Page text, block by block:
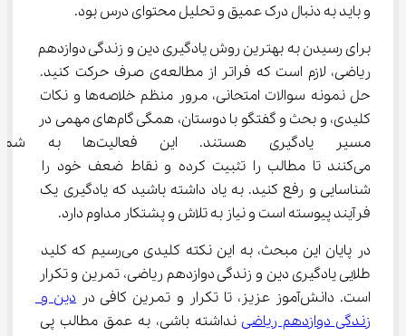
و باید به دنبال درک عمیق و تحلیل محتوای درس بود.
برای رسیدن به بهترین روش یادگیری دین و زندگی دوازدهم
ریاضی، لازم است که فراتر از مطالعه‌ی صرف حرکت کنید.
حل نمونه سوالات امتحانی، مرور منظم خلاصه‌ها و نکات
کلیدی، و بحث و گفتگو با دوستان، همگی گام‌های مهمی در
مسیر یادگیری هستند. این
می‌کنند تا مطالب را تثبیت کرده و نقاط ضعف خود را
شناسایی و رفع کنید. به یاد داشته باشید که یادگیری یک
فرآیند پیوسته است و نیاز به تلاش و پشتکار مداوم دارد.
در پایان این مبحث، به این نکته کلیدی می‌رسیم که کلید
طلایی یادگیری دین و زندگی دوازدهم ریاضی، تمرین و تکرار
است. دانش‌آموز عزیز، تا تکرار و تمرین کافی در
دین و
زندگی دوازدهم ریاضی نداشته باشی، به عمق مطالب پی